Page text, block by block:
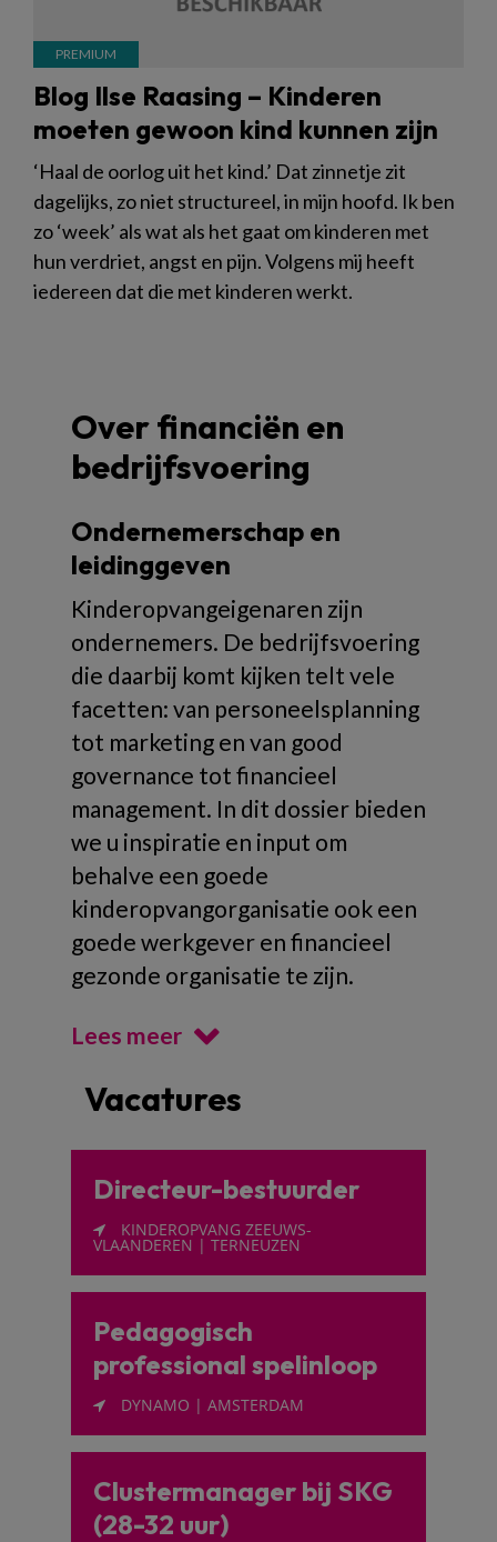
Blog Ilse Raasing – Kinderen
moeten gewoon kind kunnen zijn
‘Haal de oorlog uit het kind.’ Dat zinnetje zit
dagelijks, zo niet structureel, in mijn hoofd. Ik ben
zo ‘week’ als wat als het gaat om kinderen met
hun verdriet, angst en pijn. Volgens mij heeft
iedereen dat die met kinderen werkt.
Over financiën en
bedrijfsvoering
Ondernemerschap en
leidinggeven
Kinderopvangeigenaren zijn
ondernemers. De bedrijfsvoering
die daarbij komt kijken telt vele
facetten: van personeelsplanning
tot marketing en van good
governance tot financieel
management. In dit dossier bieden
we u inspiratie en input om
behalve een goede
kinderopvangorganisatie ook een
goede werkgever en financieel
gezonde organisatie te zijn.
Lees meer
Vacatures
Directeur-bestuurder
KINDEROPVANG ZEEUWS-
VLAANDEREN | TERNEUZEN
Pedagogisch
professional spelinloop
DYNAMO | AMSTERDAM
Clustermanager bij SKG
(28-32 uur)